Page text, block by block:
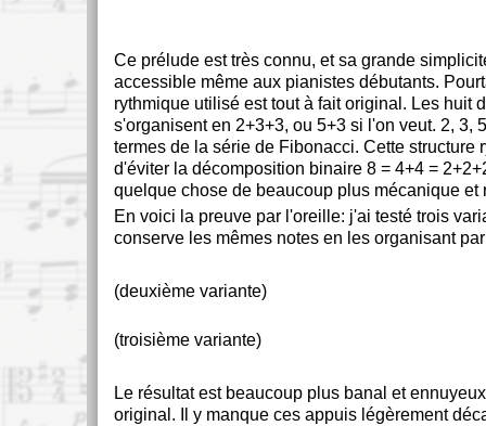
Ce prélude est très connu, et sa grande
accessible même aux pianistes débutants.
rythmique utilisé est tout à fait original. Les huit
s'organisent en 2+3+3, ou 5+3 si l'on veut. 2, 3,
termes de la série de Fibonacci. Cette structure
d'éviter la décomposition binaire 8 = 4+4 =
quelque chose de beaucoup plus mécanique et
En voici la preuve par l'oreille: j'ai testé trois
conserve les mêmes notes en les organisant
(deuxième variante)
(troisième variante)
Le résultat est beaucoup plus banal et
original. Il y manque ces appuis légèrement